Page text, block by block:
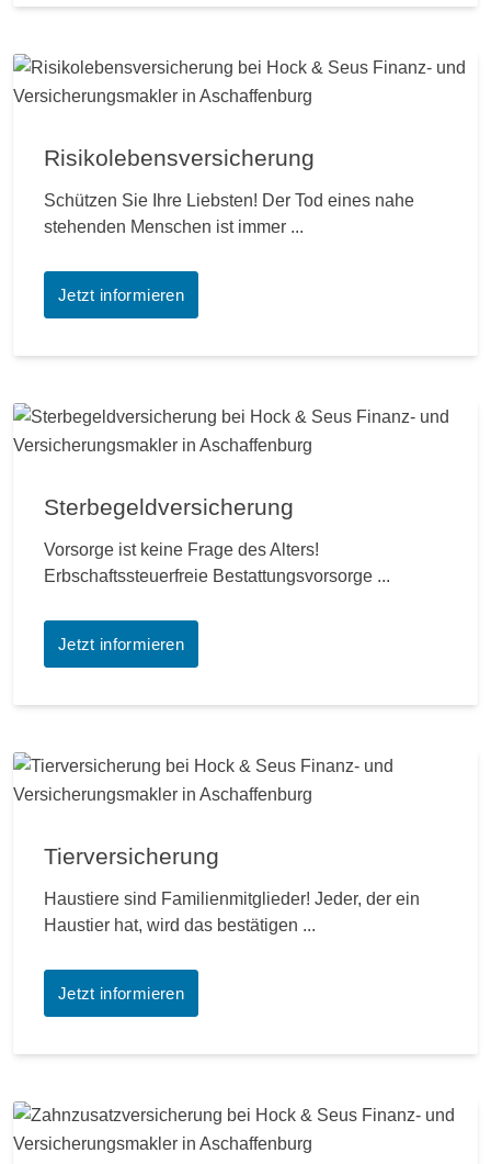
Risikolebensversicherung
Schützen Sie Ihre Liebsten! Der Tod eines nahe
stehenden Menschen ist immer ...
Jetzt informieren
Sterbegeldversicherung
Vorsorge ist keine Frage des Alters!
Erbschaftssteuerfreie Bestattungsvorsorge ...
Jetzt informieren
Tierversicherung
Haustiere sind Familienmitglieder! Jeder, der ein
Haustier hat, wird das bestätigen ...
Jetzt informieren